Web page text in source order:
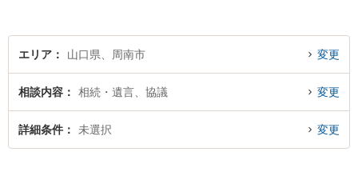
エリア 山口県、周南市 変更
相談内容 相続・遺言、協議 変更
詳細条件 未選択 変更